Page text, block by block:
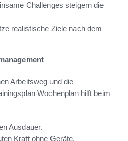
Challenges steigern die
realistische Ziele nach dem
Arbeitsweg und die
Wochenplan hilft beim
Ausdauer.
Kraft ohne Geräte.